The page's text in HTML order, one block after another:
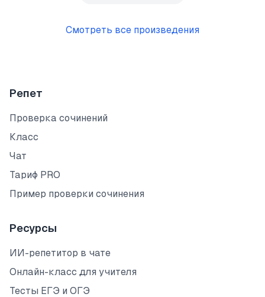
Смотреть все произведения
Репет
Проверка сочинений
Класс
Чат
Тариф PRO
Пример проверки сочинения
Ресурсы
ИИ-репетитор в чате
Онлайн-класс для учителя
Тесты ЕГЭ и ОГЭ